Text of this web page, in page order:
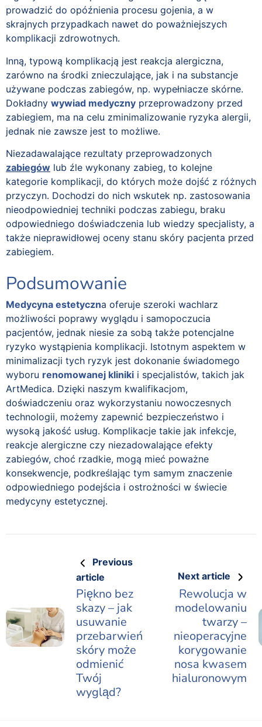
prowadzić do opóźnienia procesu gojenia, a w
skrajnych przypadkach nawet do poważniejszych
komplikacji zdrowotnych.
Inną, typową komplikacją jest reakcja alergiczna,
zarówno na środki znieczulające, jak i na substancje
używane podczas zabiegów, np. wypełniacze skórne.
Dokładny wywiad medyczny przeprowadzony przed
zabiegiem, ma na celu zminimalizowanie ryzyka alergii,
jednak nie zawsze jest to możliwe.
Niezadawalające rezultaty przeprowadzonych
zabiegów lub źle wykonany zabieg, to kolejne
kategorie komplikacji, do których może dojść z różnych
przyczyn. Dochodzi do nich wskutek np. zastosowania
nieodpowiedniej techniki podczas zabiegu, braku
odpowiedniego doświadczenia lub wiedzy specjalisty, a
także nieprawidłowej oceny stanu skóry pacjenta przed
zabiegiem.
Podsumowanie
Medycyna estetyczna oferuje szeroki wachlarz
możliwości poprawy wyglądu i samopoczucia
pacjentów, jednak niesie za sobą także potencjalne
ryzyko wystąpienia komplikacji. Istotnym aspektem w
minimalizacji tych ryzyk jest dokonanie świadomego
wyboru renomowanej kliniki i specjalistów, takich jak
ArtMedica. Dzięki naszym kwalifikacjom,
doświadczeniu oraz wykorzystaniu nowoczesnych
technologii, możemy zapewnić bezpieczeństwo i
wysoką jakość usług. Komplikacje takie jak infekcje,
reakcje alergiczne czy niezadowalające efekty
zabiegów, choć rzadkie, mogą mieć poważne
konsekwencje, podkreślając tym samym znaczenie
odpowiedniego podejścia i ostrożności w świecie
medycyny estetycznej.
Previous
article
Piękno bez
skazy – jak
usuwanie
przebarwień
skóry może
odmienić
Twój
wygląd?
Next article
Rewolucja w
modelowaniu
twarzy –
nieoperacyjne
korygowanie
nosa kwasem
hialuronowym